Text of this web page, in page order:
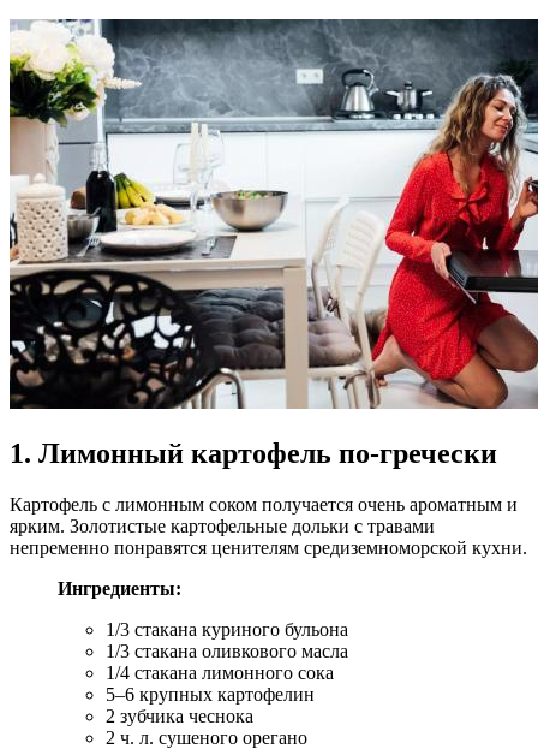
1. Лимонный картофель по-гречески
Картофель с лимонным соком получается очень ароматным и
ярким. Золотистые картофельные дольки с травами
непременно понравятся ценителям средиземноморской кухни.
Ингредиенты:
1/3 стакана куриного бульона
1/3 стакана оливкового масла
1/4 стакана лимонного сока
5–6 крупных картофелин
2 зубчика чеснока
2 ч. л. сушеного орегано